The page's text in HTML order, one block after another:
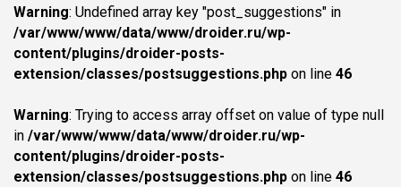
Warning: Undefined array key "post_suggestions" in
/var/www/www/data/www/droider.ru/wp-
content/plugins/droider-posts-
extension/classes/postsuggestions.php on line 46
Warning: Trying to access array offset on value of type null
in /var/www/www/data/www/droider.ru/wp-
content/plugins/droider-posts-
extension/classes/postsuggestions.php on line 46